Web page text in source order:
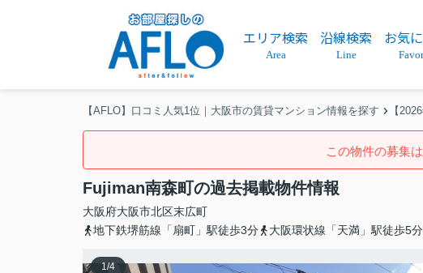
エリア検索
Area
沿線検索
Line
お気
【AFLO】口コミ人気1位｜大阪市の賃貸マンション情報を探す 【
この物件の募集
Fujiman南森町の過去掲載物件情報
大阪府大阪市北区末広町
地下鉄堺筋線「扇町」駅徒歩3分
大阪環状線「天満」駅徒歩5分
1/4